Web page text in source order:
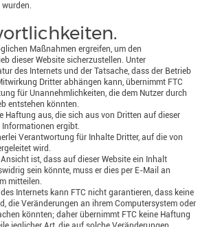
Maßnahmen ergreifen, um den
dieser Website sicherzustellen. Unter
des Internets und der Tatsache, dass der Betrieb
Dritter abhängen kann, übernimmt FTC
für Unannehmlichkeiten, die dem Nutzer durch
entstehen könnten.
Haftung aus, die sich aus von Dritten auf dieser
ergibt.
Verantwortung für Inhalte Dritter, auf die von
wird.
ist, dass auf dieser Website ein Inhalt
sein könnte, muss er dies per E-Mail an
mitteilen.
Internets kann FTC nicht garantieren, dass keine
die Veränderungen an ihrem Computersystem oder
könnten; daher übernimmt FTC keine Haftung